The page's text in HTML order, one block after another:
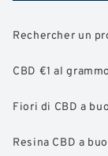
Rechercher un
CBD €1 al grammo
Fiori di CBD a
Resina CBD a